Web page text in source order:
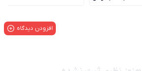
افزودن دیدگاه